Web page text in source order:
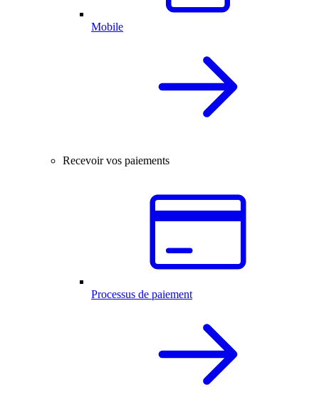
Mobile
Recevoir vos paiements
Processus de paiement